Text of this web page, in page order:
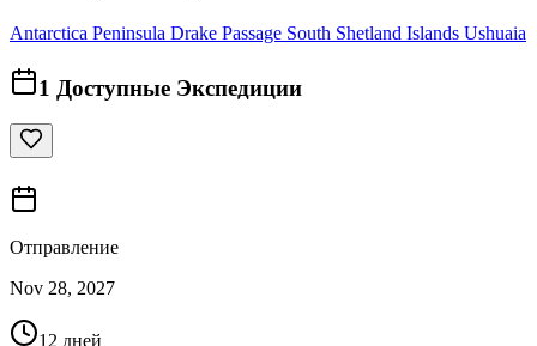
Antarctica Peninsula Drake Passage South Shetland Islands Ushuaia
1 Доступные Экспедиции
Отправление
Nov 28, 2027
12 дней